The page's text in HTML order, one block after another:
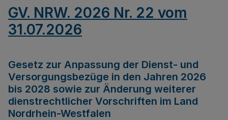
GV. NRW. 2026 Nr. 22 vom
31.07.2026
Gesetz zur Anpassung der Dienst- und
Versorgungsbezüge in den Jahren 2026
bis 2028 sowie zur Änderung weiterer
dienstrechtlicher Vorschriften im Land
Nordrhein-Westfalen